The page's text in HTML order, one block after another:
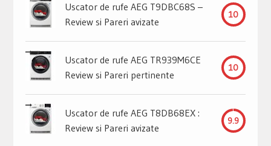
Uscator de rufe AEG T9DBC68S –
Review si Pareri avizate
10
Uscator de rufe AEG TR939M6CE
Review si Pareri pertinente
10
Uscator de rufe AEG T8DB68EX :
Review si Pareri avizate
9.9